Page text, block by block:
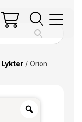
Lykter/ Orion